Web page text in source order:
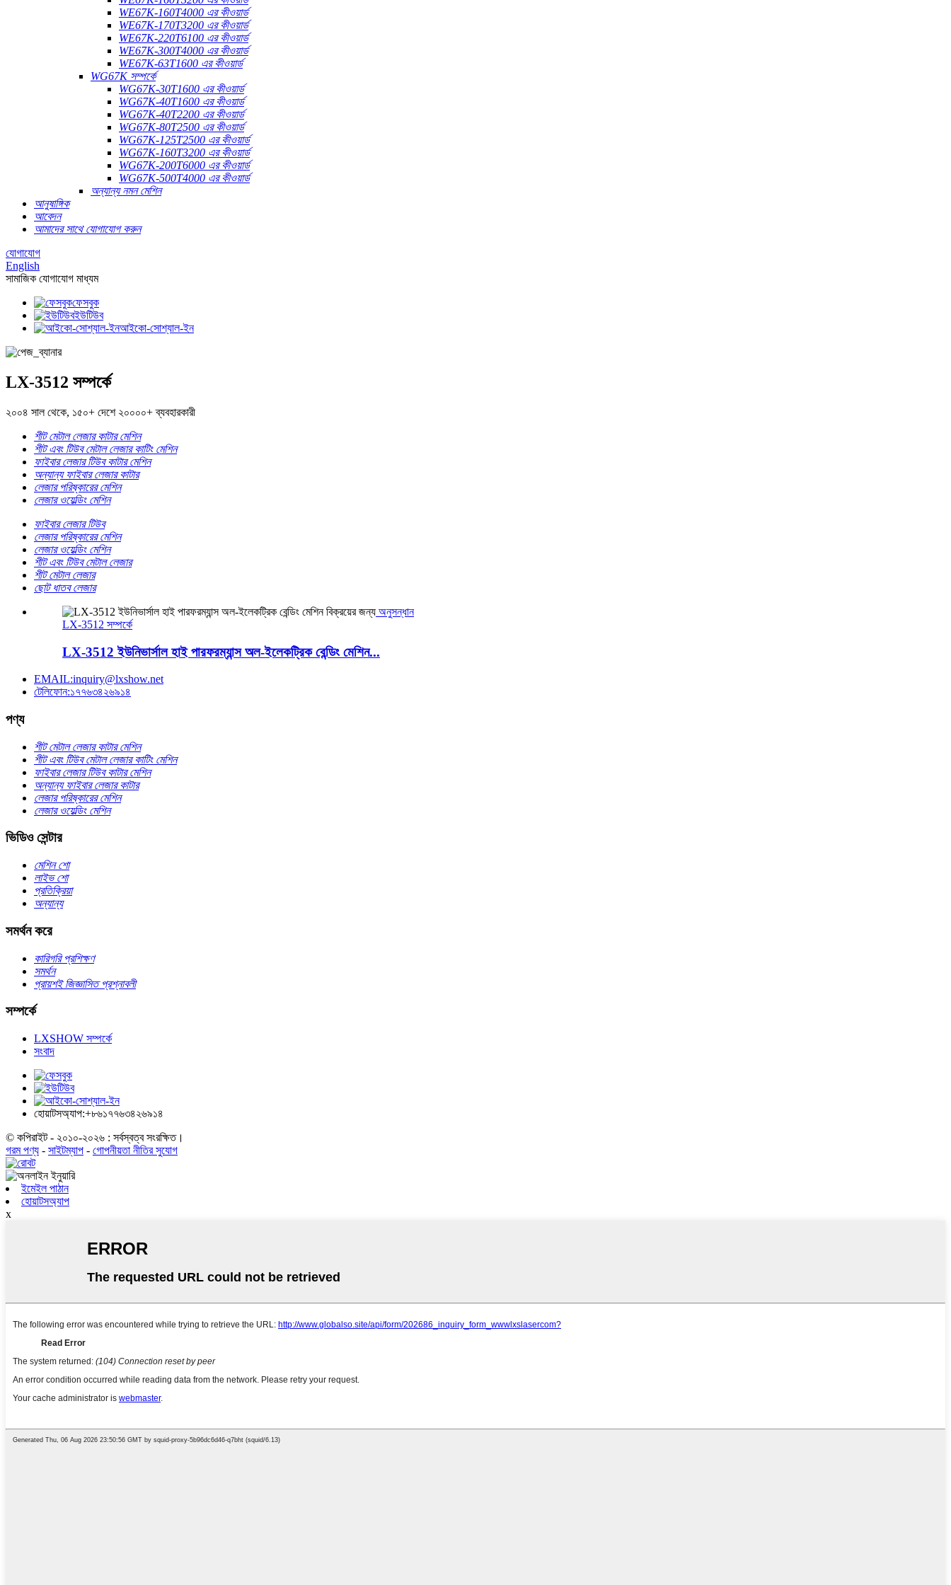
WE67K-160T4000 এর কীওয়ার্ড
WE67K-170T3200 এর কীওয়ার্ড
WE67K-220T6100 এর কীওয়ার্ড
WE67K-300T4000 এর কীওয়ার্ড
WE67K-63T1600 এর কীওয়ার্ড
WG67K সম্পর্কে
WG67K-30T1600 এর কীওয়ার্ড
WG67K-40T1600 এর কীওয়ার্ড
WG67K-40T2200 এর কীওয়ার্ড
WG67K-80T2500 এর কীওয়ার্ড
WG67K-125T2500 এর কীওয়ার্ড
WG67K-160T3200 এর কীওয়ার্ড
WG67K-200T6000 এর কীওয়ার্ড
WG67K-500T4000 এর কীওয়ার্ড
অন্যান্য নমন মেশিন
আনুষাঙ্গিক
আবেদন
আমাদের সাথে যোগাযোগ করুন
যোগাযোগ
English
সামাজিক যোগাযোগ মাধ্যম
ফেসবুক
ইউটিউব
আইকো-সোশ্যাল-ইন
LX-3512 সম্পর্কে
২০০৪ সাল থেকে, ১৫০+ দেশে ২০০০০+ ব্যবহারকারী
শীট মেটাল লেজার কাটার মেশিন
শীট এবং টিউব মেটাল লেজার কাটিং মেশিন
ফাইবার লেজার টিউব কাটার মেশিন
অন্যান্য ফাইবার লেজার কাটার
লেজার পরিষ্কারের মেশিন
লেজার ওয়েল্ডিং মেশিন
ফাইবার লেজার টিউব
লেজার পরিষ্কারের মেশিন
লেজার ওয়েল্ডিং মেশিন
শীট এবং টিউব মেটাল লেজার
শীট মেটাল লেজার
ছোট ধাতব লেজার
অনুসন্ধান
LX-3512 সম্পর্কে
LX-3512 ইউনিভার্সাল হাই পারফরম্যান্স অল-ইলেকট্রিক বেন্ডিং মেশিন...
EMAIL:inquiry@lxshow.net
টেলিফোন:১৭৭৬৩৪২৬৯১৪
পণ্য
শীট মেটাল লেজার কাটার মেশিন
শীট এবং টিউব মেটাল লেজার কাটিং মেশিন
ফাইবার লেজার টিউব কাটার মেশিন
অন্যান্য ফাইবার লেজার কাটার
লেজার পরিষ্কারের মেশিন
লেজার ওয়েল্ডিং মেশিন
ভিডিও সেন্টার
মেশিন শো
লাইভ শো
প্রতিক্রিয়া
অন্যান্য
সমর্থন করে
কারিগরি প্রশিক্ষণ
সমর্থন
প্রায়শই জিজ্ঞাসিত প্রশ্নাবলী
সম্পর্কে
LXSHOW সম্পর্কে
সংবাদ
হোয়াটসঅ্যাপ:+৮৬১৭৭৬৩৪২৬৯১৪
© কপিরাইট - ২০১০-২০২৬ : সর্বস্বত্ব সংরক্ষিত।
গরম পণ্য - সাইটম্যাপ - গোপনীয়তা নীতির সুযোগ
ইমেইল পাঠান
হোয়াটসঅ্যাপ
x